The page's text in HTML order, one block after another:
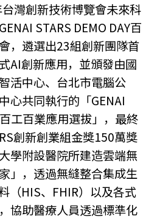
灣創新技術博覽會未來科
STARS DEMO DAY百
，遴選出23組創新團隊首
AI創新應用，並頒發由國
活中心、台北市電腦公
心共同執行的「GENAI
工百業應用選拔」，最終
創新創業組金獎150萬獎
學附設醫院所建造雲端無
」，透過無縫整合集成生
（HIS、FHIR）以及各式
協助醫療人員透過標準化